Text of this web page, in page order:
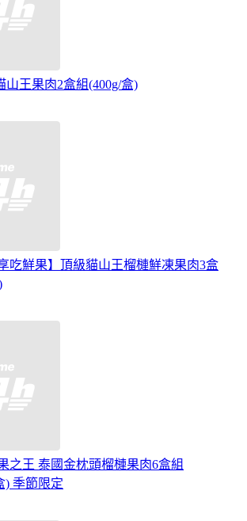
山王果肉2盒組(400g/盒)
吃鮮果】頂級貓山王榴槤鮮凍果肉3盒
之王 泰國金枕頭榴槤果肉6盒組
) 季節限定